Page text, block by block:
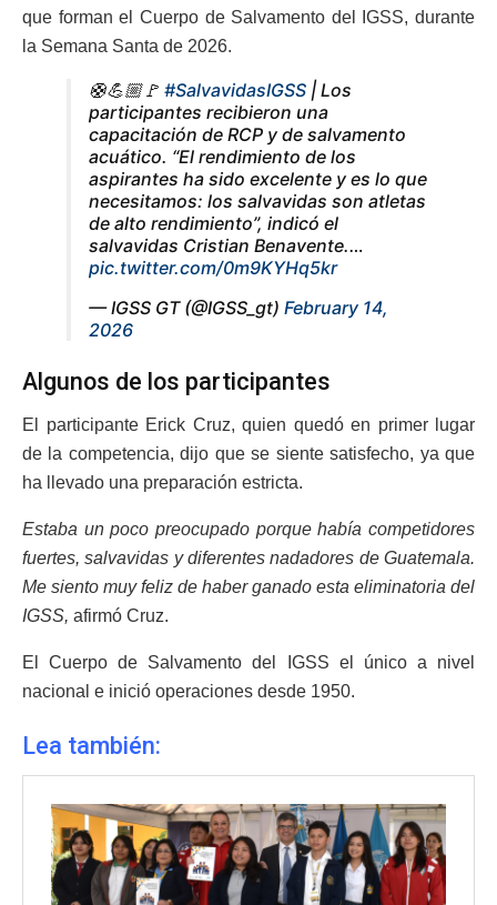
que forman el Cuerpo de Salvamento del IGSS, durante
la Semana Santa de 2026.
🛟💪🏼🚩 #SalvavidasIGSS | Los
participantes recibieron una
capacitación de RCP y de salvamento
acuático. “El rendimiento de los
aspirantes ha sido excelente y es lo que
necesitamos: los salvavidas son atletas
de alto rendimiento”, indicó el
salvavidas Cristian Benavente.…
pic.twitter.com/0m9KYHq5kr
— IGSS GT (@IGSS_gt) February 14,
2026
Algunos de los participantes
El participante Erick Cruz, quien quedó en primer lugar
de la competencia, dijo que se siente satisfecho, ya que
ha llevado una preparación estricta.
Estaba un poco preocupado porque había competidores
fuertes, salvavidas y diferentes nadadores de Guatemala.
Me siento muy feliz de haber ganado esta eliminatoria del
IGSS, afirmó Cruz.
El Cuerpo de Salvamento del IGSS el único a nivel
nacional e inició operaciones desde 1950.
Lea también: